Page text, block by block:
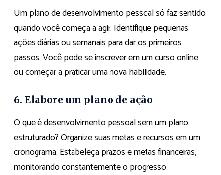
Um plano de desenvolvimento pessoal só faz sentido
quando você começa a agir. Identifique pequenas
ações diárias ou semanais para dar os primeiros
passos. Você pode se inscrever em um curso online
ou começar a praticar uma nova habilidade.
6. Elabore um plano de ação
O que é desenvolvimento pessoal sem um plano
estruturado? Organize suas metas e recursos em um
cronograma. Estabeleça prazos e metas financeiras,
monitorando constantemente o progresso.